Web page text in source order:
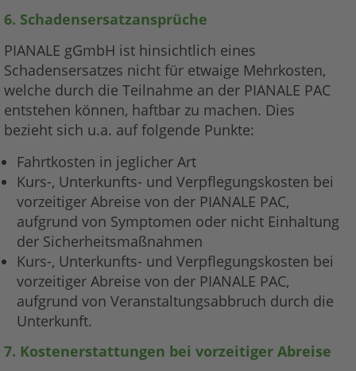
6. Schadensersatzansprüche
PIANALE gGmbH ist hinsichtlich eines
Schadensersatzes nicht für etwaige Mehrkosten,
welche durch die Teilnahme an der PIANALE PAC
entstehen können, haftbar zu machen. Dies
bezieht sich u.a. auf folgende Punkte:
Fahrtkosten in jeglicher Art
Kurs-, Unterkunfts- und Verpflegungskosten bei
vorzeitiger Abreise von der PIANALE PAC,
aufgrund von Symptomen oder nicht Einhaltung
der Sicherheitsmaßnahmen
Kurs-, Unterkunfts- und Verpflegungskosten bei
vorzeitiger Abreise von der PIANALE PAC,
aufgrund von Veranstaltungsabbruch durch die
Unterkunft.
7. Kostenerstattungen bei vorzeitiger Abreise